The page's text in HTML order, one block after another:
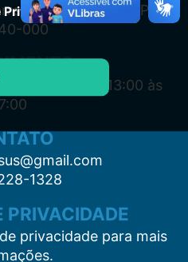
s/n, Centro CEP:
000
às 11:00 e das 13:00 às
1328
PRIVACIDADE
privacidade para mais
Privacidade.